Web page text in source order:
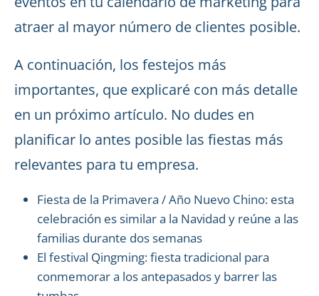
atraer al mayor número de clientes posible.
A continuación, los festejos más
importantes, que explicaré con más detalle
en un próximo artículo. No dudes en
planificar lo antes posible las fiestas más
relevantes para tu empresa.
Fiesta de la Primavera / Año Nuevo Chino: esta
celebración es similar a la Navidad y reúne a las
familias durante dos semanas
El festival Qingming: fiesta tradicional para
conmemorar a los antepasados y barrer las